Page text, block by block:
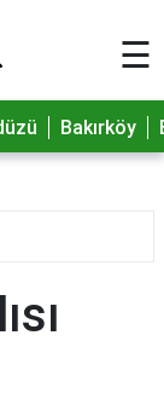
☰
Bakırköy